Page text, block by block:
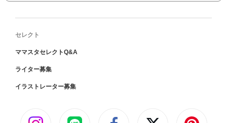
セレクト
ママスタセレクトQ&A
ライター募集
イラストレーター募集